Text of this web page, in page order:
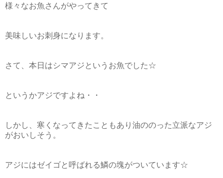
様々なお魚さんがやってきて
美味しいお刺身になります。
さて、本日はシマアジというお魚でした☆
というかアジですよね・・
しかし、寒くなってきたこともあり油ののった立派なアジ
がおいしそう。
アジにはゼイゴと呼ばれる鱗の塊がついています☆